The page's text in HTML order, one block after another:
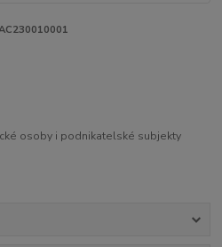
osoby i podnikatelské subjekty